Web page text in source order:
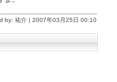
by: 祐介 | 2007年03月25日 00:10